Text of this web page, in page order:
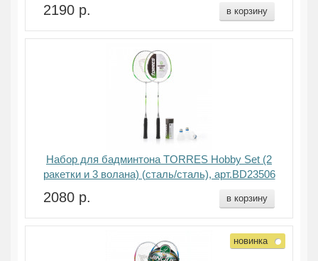
2190 р. в корзину
Набор для бадминтона TORRES Hobby Set (2
ракетки и 3 волана) (сталь/сталь), арт.BD23506
2080 р. в корзину
новинка